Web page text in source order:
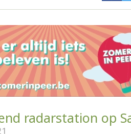
radarstation op